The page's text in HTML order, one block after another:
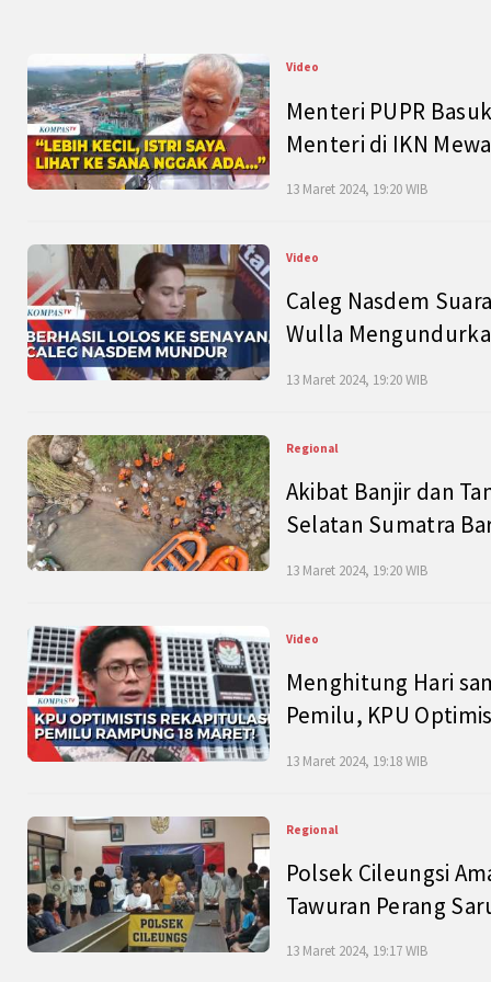
Video
Menteri PUPR
Menteri di IKN
13 Maret 2024, 19:20 WIB
Video
Caleg Nasdem
Wulla
13 Maret 2024, 19:20 WIB
Regional
Akibat Banjir dan
Selatan Sumatra
13 Maret 2024, 19:20 WIB
Video
Menghitung Hari
Pemilu, KPU
13 Maret 2024, 19:18 WIB
Regional
Polsek Cileungsi
Tawuran Perang
13 Maret 2024, 19:17 WIB